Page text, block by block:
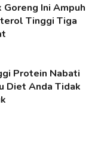
Goreng Ini Ampuh
Tinggi Tiga
Protein Nabati
Diet Anda Tidak